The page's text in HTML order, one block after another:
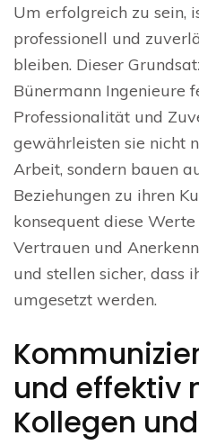
Um erfolgreich zu sein,
professionell und
bleiben. Dieser
Bünermann Ingenieure
Professionalität und
gewährleisten sie nicht
Arbeit, sondern bauen
Beziehungen zu ihren
konsequent diese
Vertrauen und
und stellen sicher, dass
umgesetzt werden.
und effektiv
Kollegen